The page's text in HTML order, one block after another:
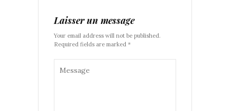
Laisser un message
Your email address will not be published.
Required fields are marked *